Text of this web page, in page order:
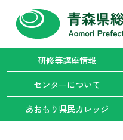
研修等講座情報
センターについて
あおもり県民カレッジ